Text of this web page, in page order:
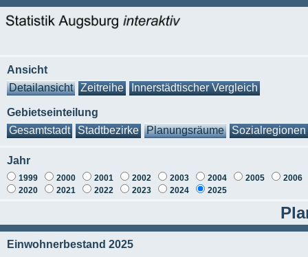
Ansicht
Detailansicht
Zeitreihe Innerstädtischer Vergleich
Gebietseinteilung
Gesamtstadt
Stadtbezirke Planungsräume Sozialregionen
Jahr
1999 2000 2001 2002 2003 2004 2005
2006
2020
2021 2022 2023 2024 2025
Einwohnerbestand 2025